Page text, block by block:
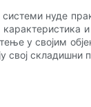
нуде
у својим
свој складишни